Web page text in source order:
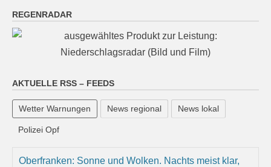
REGENRADAR
AKTUELLE RSS – FEEDS
Wetter Warnungen News regional News lokal
Polizei Opf
Oberfranken: Sonne und Wolken. Nachts meist klar,